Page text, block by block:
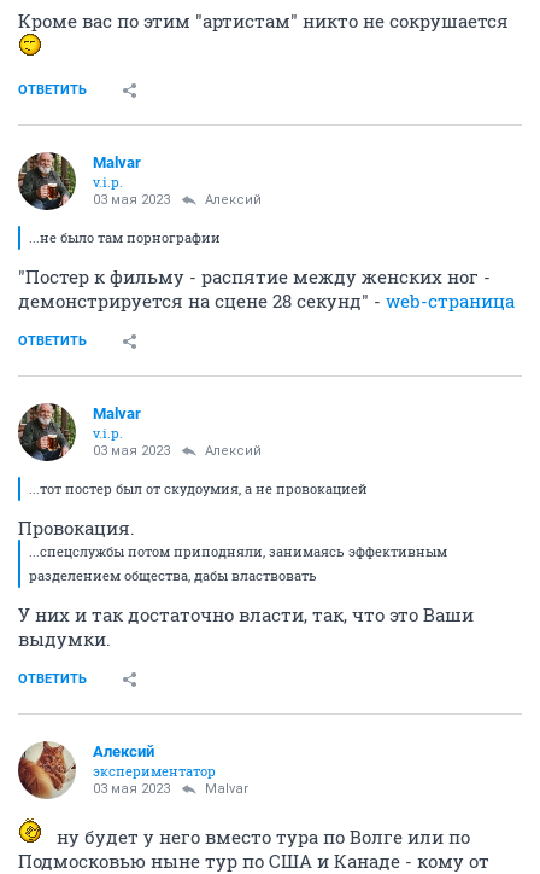
Кроме вас по этим "артистам" никто не сокрушается
ОТВЕТИТЬ
Malvar
v.i.p.
03 мая 2023 Алексий
...не было там порнографии
"Постер к фильму - распятие между женских ног -
демонстрируется на сцене 28 секунд" - web-страница
ОТВЕТИТЬ
Malvar
v.i.p.
03 мая 2023 Алексий
...тот постер был от скудоумия, а не провокацией
Провокация.
...спецслужбы потом приподняли, занимаясь эффективным
разделением общества, дабы властвовать
У них и так достаточно власти, так, что это Ваши
выдумки.
ОТВЕТИТЬ
Алексий
экспериментатор
03 мая 2023 Malvar
ну будет у него вместо тура по Волге или по
Подмосковью ныне тур по США и Канаде - кому от